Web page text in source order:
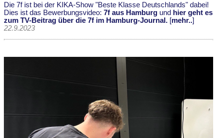
Die 7f ist bei der KIKA-Show "Beste Klasse Deutschlands" dabei!
Dies ist das Bewerbungsvideo: 7f aus Hamburg und hier geht es
zum TV-Beitrag über die 7f im Hamburg-Journal. [mehr..]
22.9.2023